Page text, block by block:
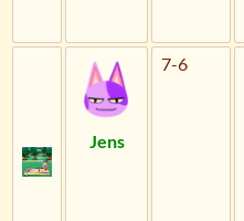
Jens
7-6